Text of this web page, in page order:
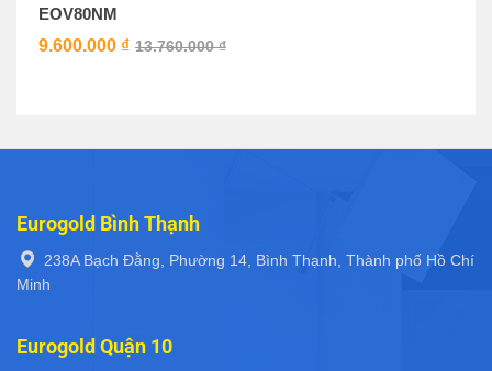
EOV80NM
9.600.000 ₫ 13.760.000₫
Eurogold Bình Thạnh
238A Bạch Đằng, Phường 14, Bình Thạnh, Thành phố Hồ Chí
Minh
Eurogold Quận 10